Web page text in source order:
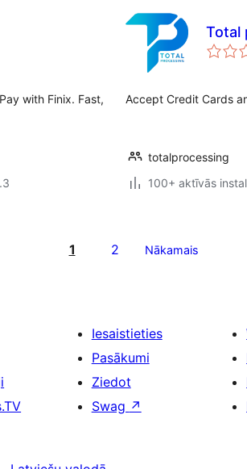
with Finix. Fast,
Total
Accept Credit Cards
totalprocessing
100+ aktīvās
1 2 Nākamais
Iesaistieties
Pasākumi
Ziedot
Swag ↗